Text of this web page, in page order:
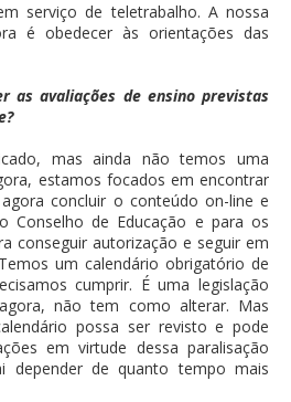
serviço de teletrabalho. A nossa
é obedecer às orientações das
as avaliações de ensino previstas
mas ainda não temos uma
estamos focados em encontrar
concluir o conteúdo on-line e
Conselho de Educação e para os
conseguir autorização e seguir em
um calendário obrigatório de
cumprir. É uma legislação
não tem como alterar. Mas
possa ser revisto e pode
em virtude dessa paralisação
depender de quanto tempo mais